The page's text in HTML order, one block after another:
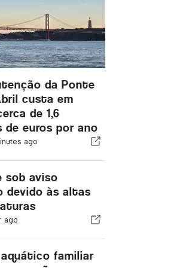
da Ponte
custa em
de 1,6
de euros por ano
ago
sob aviso
devido às altas
ago
aquático familiar